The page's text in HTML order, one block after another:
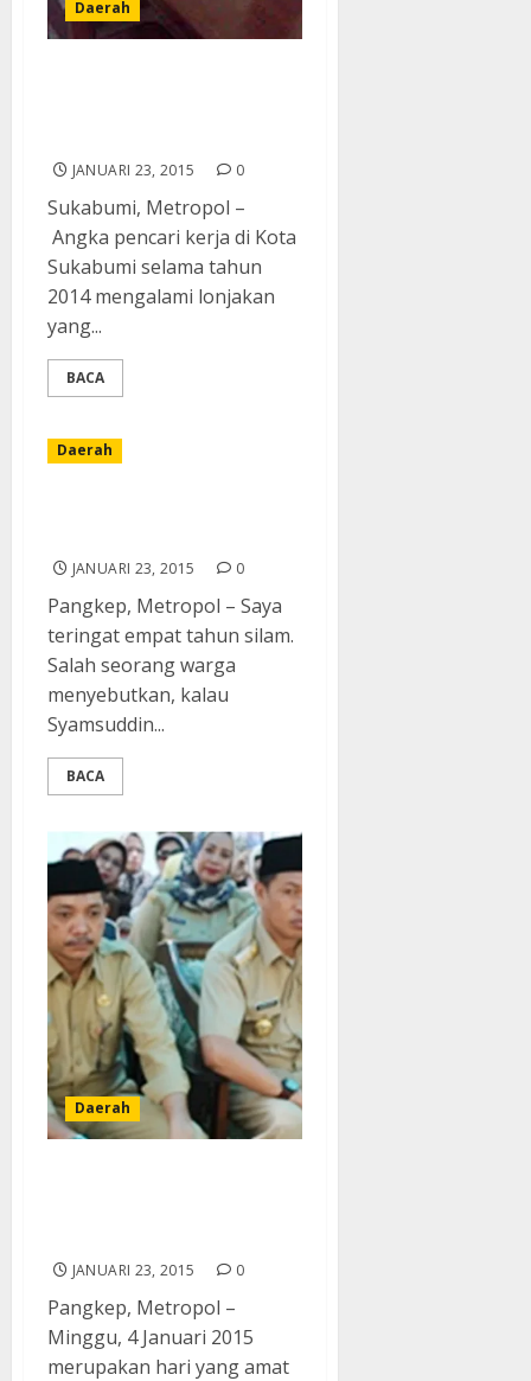
Daerah
JANUARI 23, 2015 0
Sukabumi, Metropol –
Angka pencari kerja di Kota
Sukabumi selama tahun
2014 mengalami lonjakan
yang...
BACA
Daerah
JANUARI 23, 2015 0
Pangkep, Metropol – Saya
teringat empat tahun silam.
Salah seorang warga
menyebutkan, kalau
Syamsuddin...
BACA
Daerah
JANUARI 23, 2015 0
Pangkep, Metropol –
Minggu, 4 Januari 2015
merupakan hari yang amat